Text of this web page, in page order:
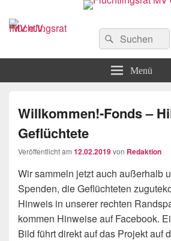
Flüchtlingsrat MV e.V.
Schwerin
Suchen
nach:
Suchen
Menü
Willkommen!-Fonds –
Geflüchtete
Veröffentlicht am 12.02.2019von Redaktion
Wir sammeln jetzt auch außerhalb
Spenden, die Geflüchteten
Hinweis in unserer rechten
kommen Hinweise auf Facebook.
Bild führt direkt auf das Projekt auf